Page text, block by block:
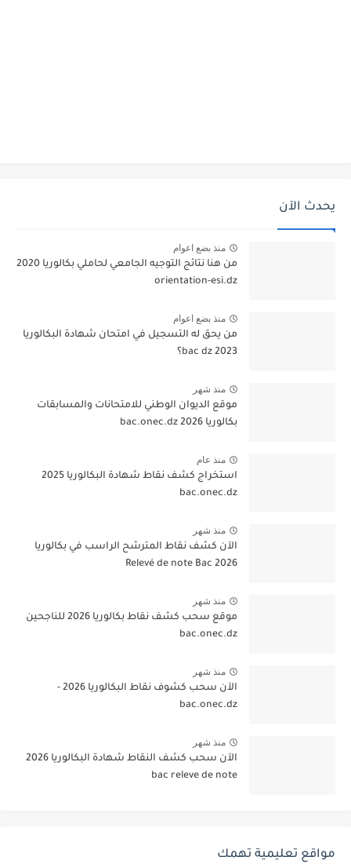
يحدث الآن
منذ بضع اعوام
من هنا نتائج التوجيه الجامعي لحاملي بكالوريا 2020
orientation-esi.dz
منذ بضع اعوام
من يحق له التسجيل في امتحان شهادة البكالوريا
bac dz 2023؟
منذ شهر
موقع الديوان الوطني للامتحانات والمسابقات
بكالوريا 2026 bac.onec.dz
منذ عام
استخراج كشف نقاط شهادة البكالوريا 2025
bac.onec.dz
منذ شهر
الآن كشف نقاط المترشح الراسب في بكالوريا
2026 Relevé de note Bac
منذ شهر
موقع سحب كشف نقاط بكالوريا 2026 للناجحين
bac.onec.dz
منذ شهر
الآن سحب كشوف نقاط البكالوريا 2026 -
bac.onec.dz
منذ شهر
الآن سحب كشف النقاط شهادة البكالوريا 2026
bac releve de note
مواقع تعليمية تهمك